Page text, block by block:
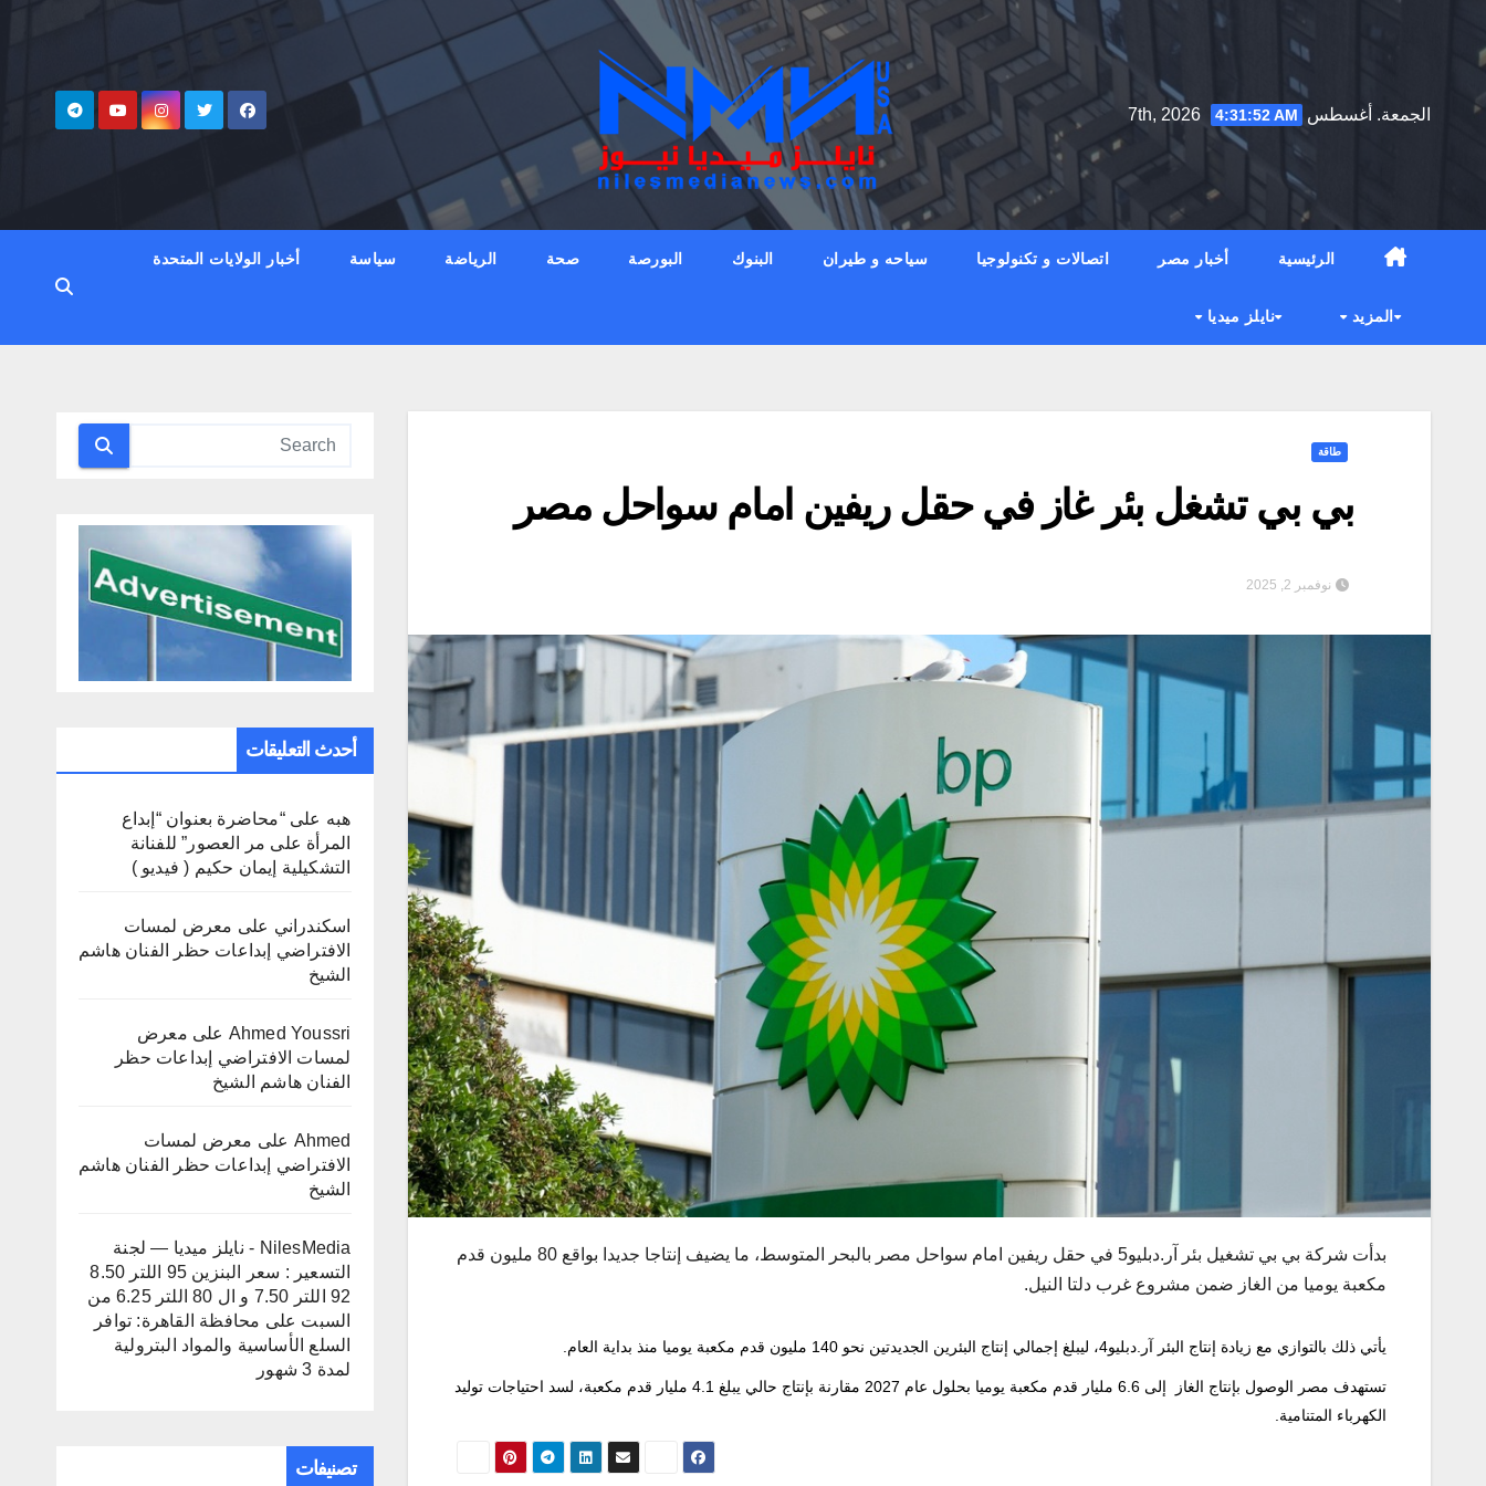
to
الجمعة. أغسطس 7th, 2026
4:31:53 AM
الرئيسية أخبار مصر اتصالات و تكنولوجيا سياحه و طيران البنوك البورصة صحة الرياضة سياسة أخبار الولايات المتحدة
المزيد نايلز ميديا
طاقة
بي بي تشغل بئر غاز في حقل ريفين امام سواحل مصر
نوفمبر 2, 2025
بدأت شركة بي بي تشغيل بئر آر.دبليو5 في حقل ريفين امام سواحل
مصر بالبحر المتوسط، ما يضيف إنتاجا جديدا بواقع 80 مليون قدم
مكعبة يوميا من الغاز ضمن مشروع غرب دلتا النيل.
يأتي ذلك بالتوازي مع زيادة إنتاج البئر آر.دبليو4، ليبلغ إجمالي إنتاج البئرين الجديدتين نحو 140 مليون قدم مكعبة يوميا منذ بداية العام.
تستهدف مصر الوصول بإنتاج الغاز
إلى 6.6 مليار قدم مكعبة يوميا بحلول عام 2027 مقارنة بإنتاج حالي يبلغ 4.1 مليار قدم مكعبة، لسد احتياجات توليد
الكهرباء المتنامية.
أحدث التعليقات
هبه على“محاضرة بعنوان “إبداع
المرأة على مر العصور” للفنانة
التشكيلية إيمان حكيم ( فيديو )
اسكندراني على معرض لمسات
الافتراضي إبداعات حظر الفنان هاشم
الشيخ
Ahmed Youssri على معرض
لمسات الافتراضي إبداعات حظر
الفنان هاشم الشيخ
Ahmed على معرض لمسات
الافتراضي إبداعات حظر الفنان هاشم
الشيخ
NilesMedia - نايلز ميديا — لجنة
التسعير : سعر البنزين 95 اللتر 8.50
92 اللتر 7.50 و ال 80 اللتر 6.25 من
السبت على محافظة القاهرة: توافر
السلع الأساسية والمواد البترولية
لمدة 3 شهور
تصنيفات